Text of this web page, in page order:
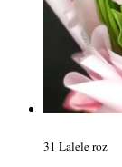
31 Lalele roz